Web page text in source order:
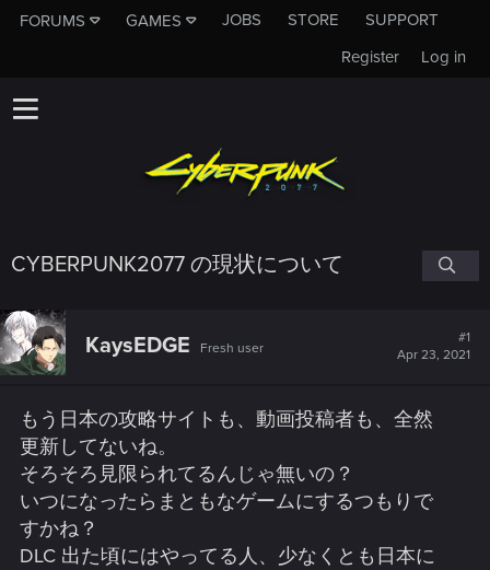
FORUMS GAMES JOBS STORE
SUPPORT
Log in
Register
CYBERPUNK2077 の現状について
KaysEDGE Fresh user
#1
Apr 23, 2021
もう日本の攻略サイトも、動画投稿者も、全然
更新してないね。
そろそろ見限られてるんじゃ無いの？
いつになったらまともなゲームにするつもりで
すかね？
DLC 出た頃にはやってる人、少なくとも日本に